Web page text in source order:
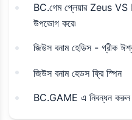
BC.গেম প্লেয়ার Zeus
উপভোগ করে৷
জিউস বনাম হেডিস - গ্রীক
জিউস বনাম হেডস ফ্রি স্পিন
BC.GAME এ নিবন্ধন